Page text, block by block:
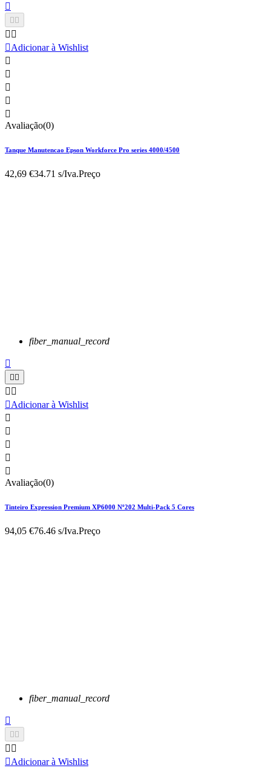

 
 
Adicionar à Wishlist





Avaliação(0)
Tanque Manutencao Epson Workforce Pro series 4000/4500
42,69 €34.71 s/Iva.Preço
fiber_manual_record

 
 
Adicionar à Wishlist





Avaliação(0)
Tinteiro Expression Premium XP6000 Nº202 Multi-Pack 5 Cores
94,05 €76.46 s/Iva.Preço
fiber_manual_record

 
 
Adicionar à Wishlist